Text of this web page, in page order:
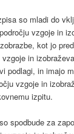
so mladi do
vzgoje in
kot jo
in
podlagi, in imajo
vzgoje in
izpitu.
spodbude za